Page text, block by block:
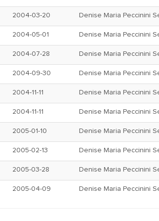
2004-03-20 Denise Maria Peccinini
2004-05-01 Denise Maria Peccinini
2004-07-28 Denise Maria Peccinini
2004-09-30 Denise Maria Peccinini
2004-11-11 Denise Maria Peccinini
2004-11-11 Denise Maria Peccinini
2005-01-10 Denise Maria Peccinini
2005-02-13 Denise Maria Peccinini
2005-03-28 Denise Maria Peccinini
2005-04-09 Denise Maria Peccinini